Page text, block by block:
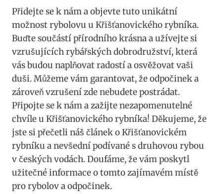
Přidejte se k nám a objevte tuto unikátní
možnost rybolovu u Křišťanovického rybníka.
Buďte součástí přírodního krásna a užívejte si
vzrušujících rybářských dobrodružství, která
vás budou naplňovat radostí a osvěžovat vaši
duši. Můžeme vám garantovat, že odpočinek a
zároveň vzrušení zde nebudete postrádat.
Připojte se k nám a zažijte nezapomenutelné
chvíle u Křišťanovického rybníka! Děkujeme, že
jste si přečetli náš článek o Křišťanovickém
rybníku a nevšední podívané s druhovou rybou
v českých vodách. Doufáme, že vám poskytl
užitečné informace o tomto zajímavém místě
pro rybolov a odpočinek.